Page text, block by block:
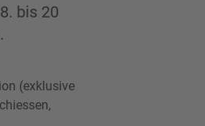
bis 20
(exklusive